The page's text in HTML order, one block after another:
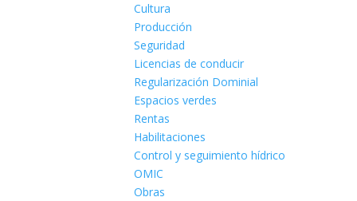
Cultura
Producción
Seguridad
Licencias de conducir
Regularización Dominial
Espacios verdes
Rentas
Habilitaciones
Control y seguimiento hídrico
OMIC
Obras